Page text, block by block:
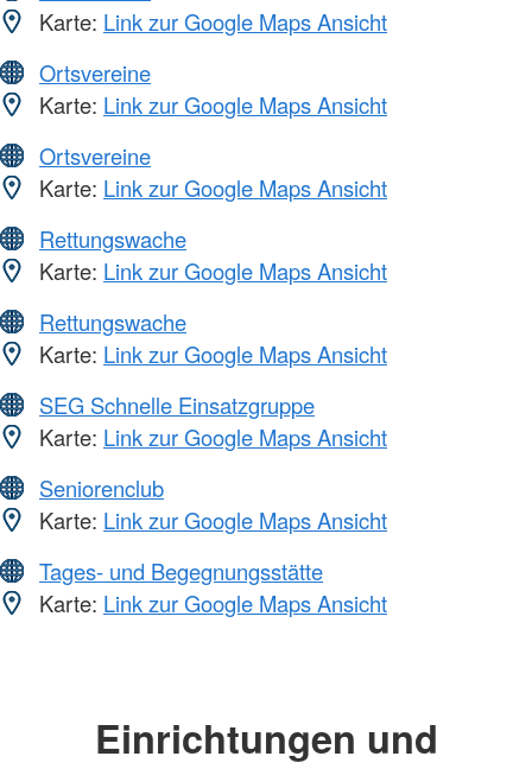
Karte: Link zur Google Maps Ansicht
Ortsvereine
Karte: Link zur Google Maps Ansicht
Ortsvereine
Karte: Link zur Google Maps Ansicht
Rettungswache
Karte: Link zur Google Maps Ansicht
Rettungswache
Karte: Link zur Google Maps Ansicht
SEG Schnelle Einsatzgruppe
Karte: Link zur Google Maps Ansicht
Seniorenclub
Karte: Link zur Google Maps Ansicht
Tages- und Begegnungsstätte
Karte: Link zur Google Maps Ansicht
Einrichtungen und